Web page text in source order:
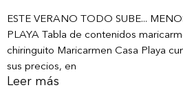
ESTE VERANO TODO SUBE...
PLAYA Tabla de contenidos
chiringuito Maricarmen Casa Playa
sus precios, en
Leer más